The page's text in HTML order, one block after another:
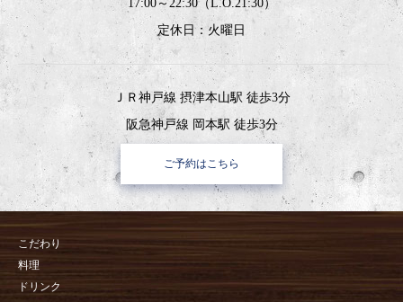
17:00～22:30（L.O.21:30）
定休日：火曜日
ＪＲ神戸線 摂津本山駅 徒歩3分
阪急神戸線 岡本駅 徒歩3分
ご予約はこちら
こだわり
料理
ドリンク